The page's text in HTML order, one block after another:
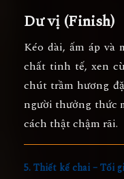
Dư vị (Finish)
Kéo dài, ấm áp và
chất tinh tế, xen
chút trầm hương
người thưởng thức
cách thật chậm rãi.
5. Thiết kế chai – Tối